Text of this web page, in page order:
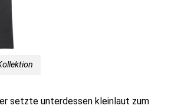
setzte unterdessen kleinlaut zum